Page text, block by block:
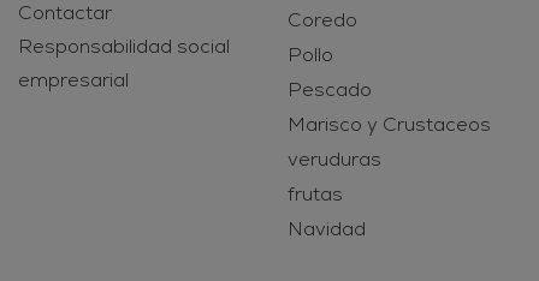
Contactar
Responsabilidad social
empresarial
Coredo
Pollo
Pescado
Marisco y Crustaceos
veruduras
frutas
Navidad